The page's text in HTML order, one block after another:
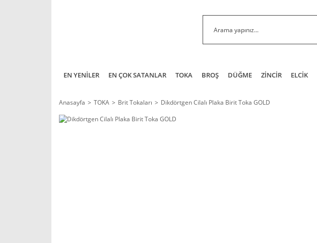
EN YENİLER EN ÇOK SATANLAR TOKA BROŞ DÜĞME ZİNCİR ELCİK
Anasayfa TOKA Brit Tokaları Dikdörtgen Cilalı Plaka Birit Toka GOLD